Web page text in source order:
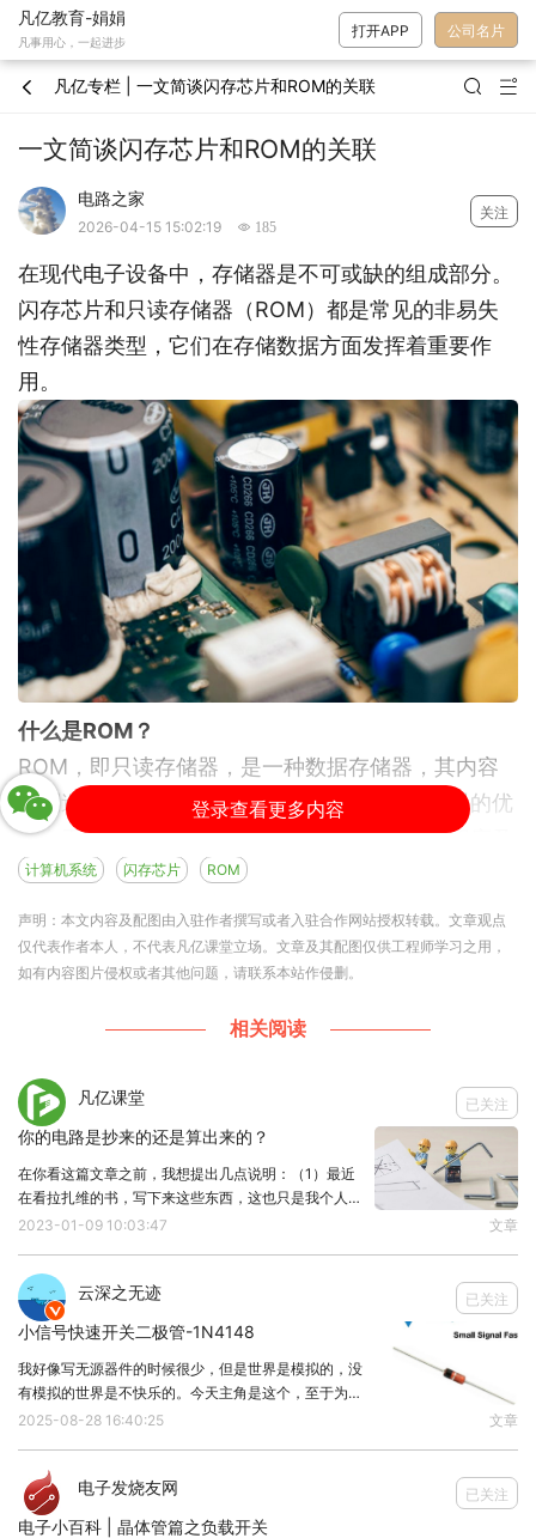
凡亿教育-娟娟
凡事用心，一起进步
打开APP 公司名片
 凡亿专栏 | 一文简谈闪存芯片和ROM的关联  
一文简谈闪存芯片和ROM的关联
电路之家
2026-04-15 15:02:19  185
关注
在现代电子设备中，存储器是不可或缺的组成部分。
闪存芯片和只读存储器（ROM）都是常见的非易失
性存储器类型，它们在存储数据方面发挥着重要作
用。
什么是ROM？
ROM，即只读存储器，是一种数据存储器，其内容
在制造时写入，普通用户无法更改。只读存储器的优
势在于数据不易丢失，常用于存储固件、启动程序及
其他不可篡改的系统信息。
ROM的主要类型包括：
掩膜ROM（Mask ROM）：在制造过程中写入内
容，永久不可更改。
PROM（可编程只读存储器）：一次性可编程，写入
EPROM（可擦除可编程只读存储器）：可用紫外线
擦除并重新编程。
EEPROM（电可擦可编程只读存储器）：通过电信号
擦写，支持多次擦写。
什么是闪存芯片？
闪存是一种非易失性存储器，属于EEPROM的扩展和
改进。相比传统EEPROM，闪存可以以块为单位进行
擦写操作，速度更快，容量更大，成本更低，因而被
广泛应用于USB闪存盘、固态硬盘（SSD）、手机等
设备中。
闪存的特点包括：
非易失性：断电后数据仍能保留。
电擦写：可以通过电信号擦写存储内容。
登录查看更多内容
计算机系统 闪存芯片 ROM
声明：本文内容及配图由入驻作者撰写或者入驻合作网站授权转载。文章观点
仅代表作者本人，不代表凡亿课堂立场。文章及其配图仅供工程师学习之用，
如有内容图片侵权或者其他问题，请联系本站作侵删。
相关阅读
凡亿课堂 已关注
你的电路是抄来的还是算出来的？
在你看这篇文章之前，我想提出几点说明：（1）最近
在看拉扎维的书，写下来这些东西，这也只是我个人在
学习过程中的一点总结，有什么观点大家可以相互交
望大家坚持下去！1、CS单管放大电路共源级单管放大
2023-01-09 10:03:47 文章

云深之无迹 已关注
小信号快速开关二极管-1N4148
我好像写无源器件的时候很少，但是世界是模拟的，没
有模拟的世界是不快乐的。今天主角是这个，至于为什
么是它，是因为小时候的PCB上面老有它，不知道是
开关控制、保护和整流电路中。型号：1N4148封装：
DO-3
2025-08-28 16:40:25 文章
电子发烧友网 已关注
电子小百科 | 晶体管篇之负载开关